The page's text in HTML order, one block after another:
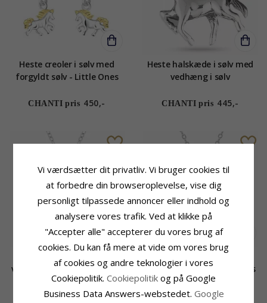
Heste creoler i sølv med
forgyldt sølv - Little Ones
CHANTI pris 450,-
Heste halskæde i sølv med
vedhæng i sølv
CHANTI pris 445,-
vedhæng i sølv - Little Ones
CHANTI pris 295,-
Katte halskæde i sølv med
vedhæng i sølv - Little Ones
CHANTI pris 295,-
Vi værdsætter dit privatliv. Vi bruger cookies til
at forbedre din browseroplevelse, vise dig
personligt tilpassede annoncer eller indhold og
analysere vores trafik. Ved at klikke på
"Accepter alle" accepterer du vores brug af
cookies. Du kan få mere at vide om vores brug
af cookies og andre teknologier i vores
Cookiepolitik. Cookiepolitik og på Google
Business Data Answers-webstedet. Google